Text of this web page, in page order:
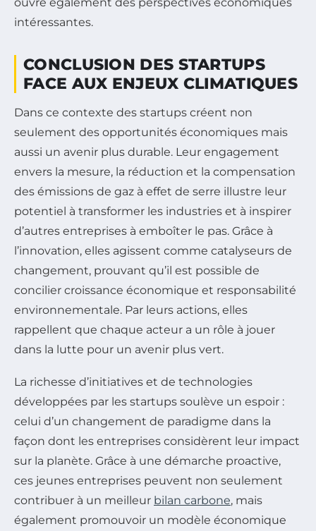
intéressantes.
CONCLUSION DES STARTUPS
FACE AUX ENJEUX CLIMATIQUES
Dans ce contexte des startups créent non
seulement des opportunités économiques mais
aussi un avenir plus durable. Leur engagement
envers la mesure, la réduction et la compensation
des émissions de gaz à effet de serre illustre leur
potentiel à transformer les industries et à inspirer
d’autres entreprises à emboîter le pas. Grâce à
l’innovation, elles agissent comme catalyseurs de
changement, prouvant qu’il est possible de
concilier croissance économique et responsabilité
environnementale. Par leurs actions, elles
rappellent que chaque acteur a un rôle à jouer
dans la lutte pour un avenir plus vert.
La richesse d’initiatives et de technologies
développées par les startups soulève un espoir :
celui d’un changement de paradigme dans la
façon dont les entreprises considèrent leur impact
sur la planète. Grâce à une démarche proactive,
ces jeunes entreprises peuvent non seulement
contribuer à un meilleur bilan carbone, mais
également promouvoir un modèle économique